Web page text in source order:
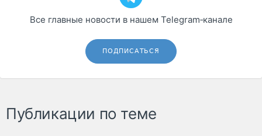
Все главные новости в нашем Telegram‑канале
ПОДПИСАТЬСЯ
Публикации по теме